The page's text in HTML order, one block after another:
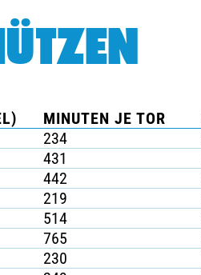
MINUTEN JE TOR
234
431
442
219
514
765
230